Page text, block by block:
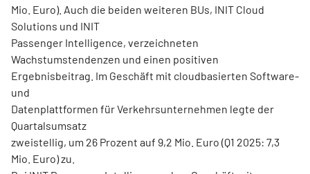
Mio. Euro). Auch die beiden weiteren BUs, INIT Cloud
Solutions und INIT
Passenger Intelligence, verzeichneten
Wachstumstendenzen und einen positiven
Ergebnisbeitrag. Im Geschäft mit cloudbasierten Software-
und
Datenplattformen für Verkehrsunternehmen legte der
Quartalsumsatz
zweistellig, um 26 Prozent auf 9,2 Mio. Euro (Q1 2025: 7,3
Mio. Euro) zu.